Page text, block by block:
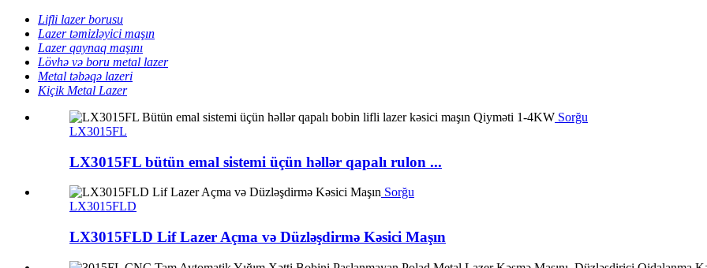
Lifli lazer borusu
Lazer təmizləyici maşın
Lazer qaynaq maşını
Lövhə və boru metal lazer
Metal təbəqə lazeri
Kiçik Metal Lazer
Sorğu
LX3015FL
LX3015FL bütün emal sistemi üçün həllər qapalı rulon ...
Sorğu
LX3015FLD
LX3015FLD Lif Lazer Açma və Düzləşdirmə Kəsici Maşın